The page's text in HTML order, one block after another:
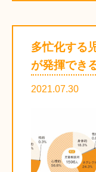
多忙化する
が発揮でき
2021.07.30